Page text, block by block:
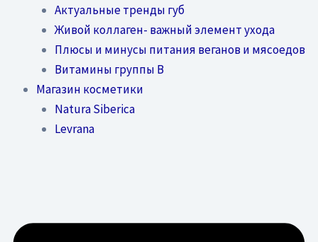
Актуальные тренды губ
Живой коллаген- важный элемент ухода
Плюсы и минусы питания веганов и мясоедов
Витамины группы В
Магазин косметики
Natura Siberica
Levrana